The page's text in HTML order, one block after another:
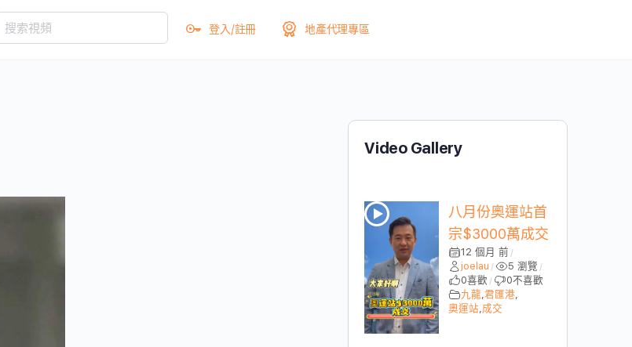
登入/註冊 地產代理專區
Video Gallery
八月份奧運站首
宗$3000萬成交
12 個月 前 /
joelau / 5 瀏覽 /
0喜歡 / 0不喜歡
九龍,君匯港,
奧運站,成交